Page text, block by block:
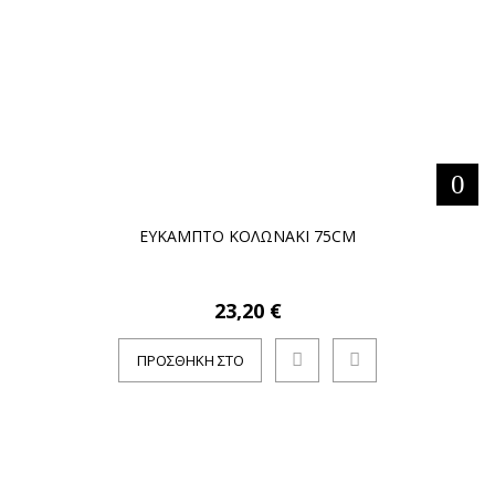
ΕΥΚΑΜΠΤΟ ΚΟΛΩΝΑΚΙ 75CM
23,20 €
ΠΡΟΣΘΉΚΗ ΣΤΟ